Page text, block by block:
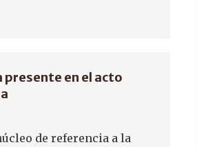
presente en el acto
de referencia a la